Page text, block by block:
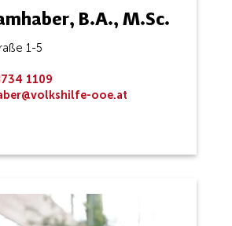
B.A., M.Sc.
1-5
1109
ooe.at